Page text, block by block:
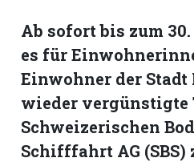
Ab sofort bis zum
es für
Einwohner der Stadt
wieder vergünstigte
Schweizerischen
Schifffahrt AG (SBS)